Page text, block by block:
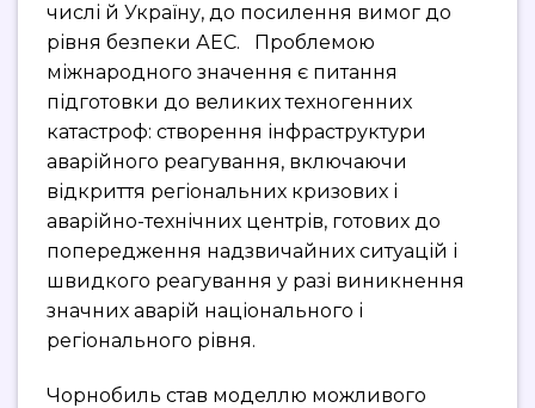
числі й Україну, до посилення вимог до
рівня безпеки АЕС. Проблемою
міжнародного значення є питання
підготовки до великих техногенних
катастроф: створення інфраструктури
аварійного реагування, включаючи
відкриття регіональних кризових і
аварійно-технічних центрів, готових до
попередження надзвичайних ситуацій і
швидкого реагування у разі виникнення
значних аварій національного і
регіонального рівня.
Чорнобиль став моделлю можливого